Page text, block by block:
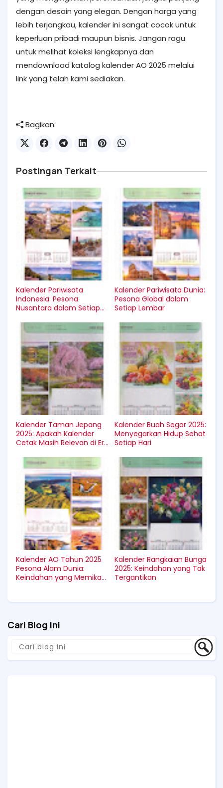
dengan desain yang elegan. Dengan harga yang
lebih terjangkau, kalender ini sangat cocok untuk
keperluan pribadi maupun bisnis. Jangan ragu
untuk melihat koleksi lengkapnya dan
mendownload katalog kalender AO 2025 melalui
link yang telah kami sediakan.
Bagikan:
Postingan Terkait
Kalender Pariwisata
Indonesia: Pesona
Nusantara dalam Setiap
Kalender Pariwisata Dunia:
Pesona Global dalam
Setiap Lembar
Kalender Taman Jepang
2025: Apakah Kalender
Cetak Masih Relevan di Era
Kalender Buah Segar 2025:
Menyegarkan Hidup Sehat
Setiap Hari
Kalender AO Tahun 2025
Pesona Alam Dunia:
Keindahan yang Memikat
Kalender Rangkaian Bunga
2025: Keindahan yang Tak
Tergantikan
Cari Blog Ini